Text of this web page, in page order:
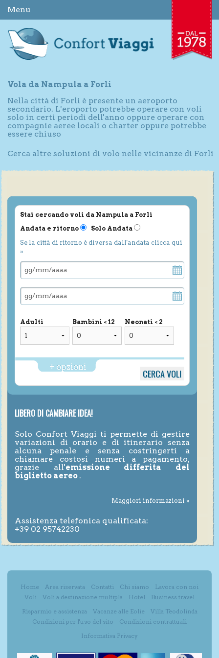
Menu
Vola da Nampula a Forli
Nella città di Forli è presente un aeroporto
secondario. L'eroporto potrebbe operare con voli
solo in certi periodi dell'anno oppure operare con
compagnie aeree locali o charter oppure potrebbe
essere chiuso
Cerca altre soluzioni di volo nelle vicinanze di Forli
Stai cercando voli da Nampula a Forli
Andata e ritorno
Solo Andata
Se la città di ritorno è diversa dall'andata clicca qui
»
Adulti Bambini < 12 Neonati < 2
+ opzioni
LIBERO DI CAMBIARE IDEA!
Solo Confort Viaggi ti permette di gestire
variazioni di orario e di itinerario senza
alcuna penale e senza costringerti a
chiamare costosi numeri a pagamento,
grazie all'emissione differita del
biglietto aereo .
Maggiori informazioni »
Assistenza telefonica qualificata:
+39 02 95742230
Home Area riservata Contatti Chi siamo
Lavora con noi
Voli
Voli a destinazione multipla Hotel
Business travel
Risparmio e assistenza
Vacanze alle Eolie
Villa Teodolinda
Condizioni per l'uso del sito
Condizioni contrattuali
Informativa Privacy